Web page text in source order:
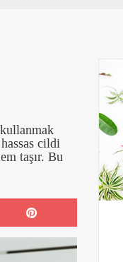
kullanmak
cildi
taşır. Bu